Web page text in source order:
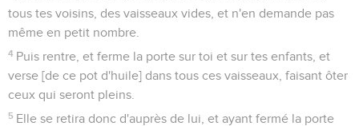
tous tes voisins, des vaisseaux vides, et n'en demande pas
même en petit nombre.
4 Puis rentre, et ferme la porte sur toi et sur tes enfants, et
verse [de ce pot d'huile] dans tous ces vaisseaux, faisant ôter
ceux qui seront pleins.
5 Elle se retira donc d'auprès de lui, et ayant fermé la porte